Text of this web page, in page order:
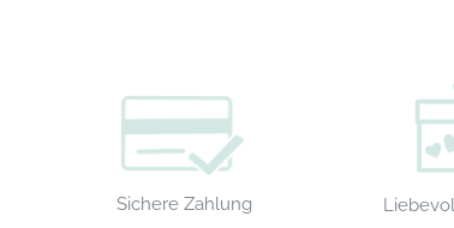
Sichere Zahlung